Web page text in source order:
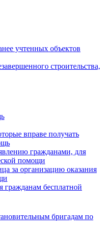
учтенных объектов
строительства,
вправе получать
гражданами, для
помощи
за организацию оказания
гражданам бесплатной
бригадам по